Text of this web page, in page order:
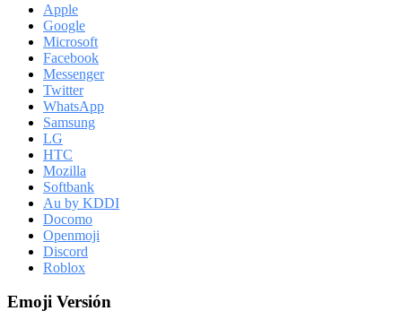
Apple
Google
Microsoft
Facebook
Messenger
Twitter
WhatsApp
Samsung
LG
HTC
Mozilla
Softbank
Au by KDDI
Docomo
Openmoji
Discord
Roblox
Emoji Versión